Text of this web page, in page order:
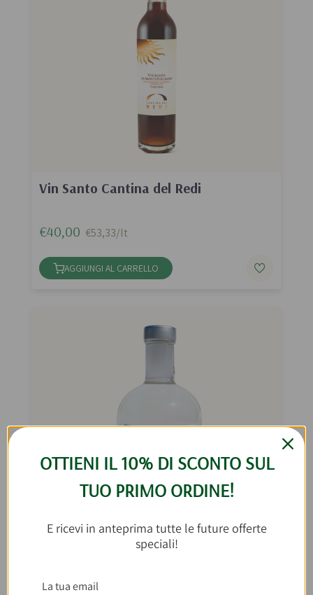
Vin Santo Cantina del Redi
€40,00 €53,33/lt
AGGIUNGI AL CARRELLO
OTTIENI IL 10% DI SCONTO SUL
TUO PRIMO ORDINE!
E ricevi in anteprima tutte le future offerte
speciali!